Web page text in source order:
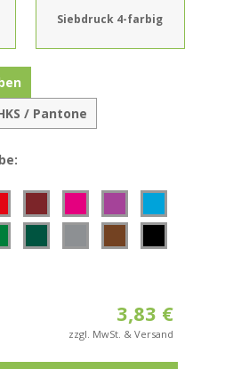
Siebdruck 4-farbig
/ Pantone
3,83 €